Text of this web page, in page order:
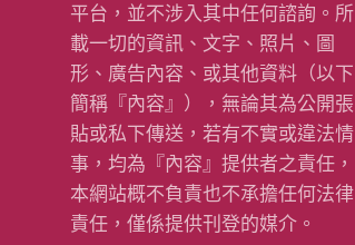
平台，並不涉入其中任何諮詢。所
載一切的資訊、文字、照片、圖
形、廣告內容、或其他資料（以下
簡稱『內容』），無論其為公開張
貼或私下傳送，若有不實或違法情
事，均為『內容』提供者之責任，
本網站概不負責也不承擔任何法律
責任，僅係提供刊登的媒介。